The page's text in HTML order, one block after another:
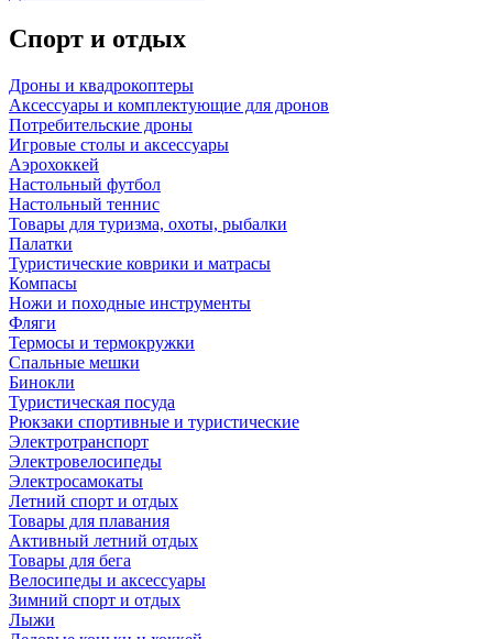
Спорт и отдых
Дроны и квадрокоптеры
Аксессуары и комплектующие для дронов
Потребительские дроны
Игровые столы и аксессуары
Аэрохоккей
Настольный футбол
Настольный теннис
Товары для туризма, охоты, рыбалки
Палатки
Туристические коврики и матрасы
Компасы
Ножи и походные инструменты
Фляги
Термосы и термокружки
Спальные мешки
Бинокли
Туристическая посуда
Рюкзаки спортивные и туристические
Электротранспорт
Электровелосипеды
Электросамокаты
Летний спорт и отдых
Товары для плавания
Активный летний отдых
Товары для бега
Велосипеды и аксессуары
Зимний спорт и отдых
Лыжи